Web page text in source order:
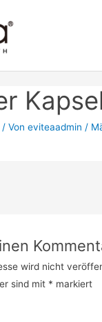
/ Voneviteaadmin /
wird nicht
sind mit * markiert